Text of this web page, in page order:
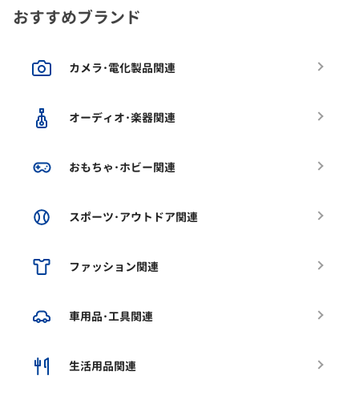
おすすめブランド
カメラ･電化製品関連
オーディオ･楽器関連
おもちゃ･ホビー関連
スポーツ･アウトドア関連
ファッション関連
車用品･工具関連
生活用品関連